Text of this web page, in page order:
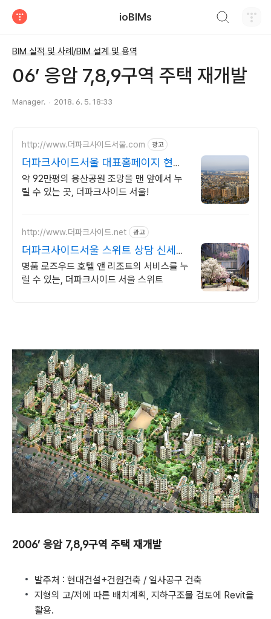
ioBIMs
BIM 실적 및 사례/BIM 설계 및 용역
06’ 응암 7,8,9구역 주택 재개발
Manager. 2018. 6. 5. 18:33
http://www.더파크사이드서울.com 광고
더파크사이드서울 대표홈페이지 현대
건설의 대규모 프로젝트!
약 92만평의 용산공원 조망을 맨 앞에서 누
릴 수 있는 곳, 더파크사이드 서울!
http://www.더파크사이드.net 광고
더파크사이드서울 스위트 상담 신세계
백화점 프리미엄 몰까지
명품 로즈우드 호텔 앤 리조트의 서비스를 누
릴 수 있는, 더파크사이드 서울 스위트
2006’ 응암 7,8,9구역 주택 재개발
발주처 : 현대건설+건원건축 / 일사공구 건축
지형의 고/저에 따른 배치계획, 지하구조물 검토에 Revit을
활용.